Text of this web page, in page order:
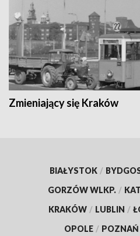
Zmieniający się Kraków
BIAŁYSTOK /
GORZÓW WLKP. /
KRAKÓW / LUBLIN /
OPOLE / POZNAŃ